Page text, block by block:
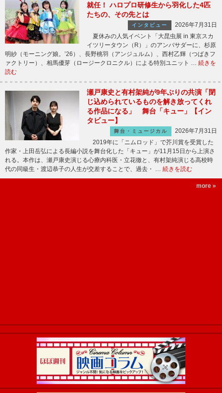
就任！ ハロプロ研修生から羽化した4匹
たちの、その先とは
インタビュー
2026年7月31日
夏休みの人気イベント「大昆虫展 in 東京スカ
イツリータウン（R）」のアンバサダーに、杉原
明紗（モーニング娘。’26）、長野桃羽（アンジュルム）、西村乙輝（つばきフ
ァクトリー）、相馬優芽（ロージークロニクル）による特別ユニット … 続きを
読む
瀬戸康史と有村架純が9年ぶりの共演「閉
じ込められているものを解き放ってくれ
る作品になる」 舞台「キュー」【イン
タビュー】
舞台・ミュージカル
2026年7月31日
2019年に「ニムロッド」で芥川賞を受賞した
作家・上田岳弘による長編小説を舞台化した「キュー」が11月15日から上演さ
れる。本作は、瀬戸康史演じる心療内科医・立花徹と、有村架純演じる高校時
代の同級生・渡辺恭子の人生が交差することで、過去・ … 続きを読む
more »